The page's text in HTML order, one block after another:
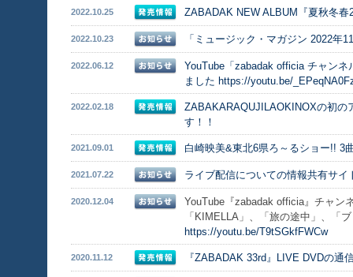
2022.10.25 ZABADAK NEW ALBUM『夏秋冬
2022.10.23 「ミュージック・マガジン 2022年
2022.06.12
YouTube「zabadak officia チャン
ました https://youtu.be/
2022.02.18
ZABAKARAQUJILAOKINOXの初の
す！！
2021.09.01 白崎映美&東北6県ろ～るショー!! 3
2021.07.22 ライブ配信についての情報共有サ
2020.12.04
YouTube『zabadak officia』チャン
「KIMELLA」、「旅の途中」、「
https://youtu.be/T9tSGkfFWCw
2020.11.12 『ZABADAK 33rd』LIVE DVDの通